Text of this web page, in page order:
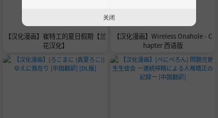
【汉化漫画】崔特工的夏日假期【兰
花汉化】
【汉化漫画】Wireless Onahole - C
hapter 西语版
关闭